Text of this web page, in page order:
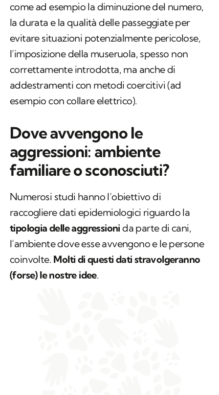
come ad esempio la diminuzione del numero,
la durata e la qualità delle passeggiate per
evitare situazioni potenzialmente pericolose,
l’imposizione della museruola, spesso non
correttamente introdotta, ma anche di
addestramenti con metodi coercitivi (ad
esempio con collare elettrico).
Dove avvengono le
aggressioni: ambiente
familiare o sconosciuti?
Numerosi studi hanno l’obiettivo di
raccogliere dati epidemiologici riguardo la
tipologia delle aggressioni da parte di cani,
l’ambiente dove esse avvengono e le persone
coinvolte. Molti di questi dati stravolgeranno
(forse) le nostre idee.